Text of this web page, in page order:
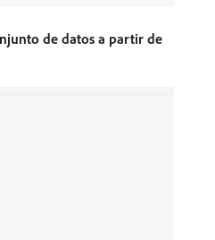
de datos a partir de